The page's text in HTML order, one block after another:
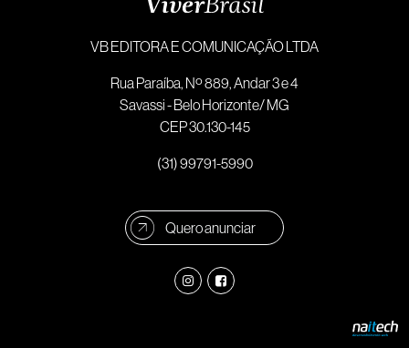
VB EDITORA E COMUNICAÇÃO LTDA
Rua Paraíba, Nº 889, Andar 3 e 4
Savassi - Belo Horizonte/ MG
CEP 30.130-145
(31) 99791-5990
Quero anunciar